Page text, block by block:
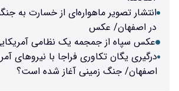
انتشار تصویر ماهواره‌ای از خسارت به
در اصفهان/ عکس
عکس سپاه از جمجمه یک نظامی
درگیری یگان تکاوری فراجا با نیروهای
اصفهان/ جنگ زمینی آغاز شده است؟